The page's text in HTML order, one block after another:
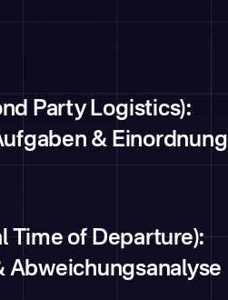
Party Logistics):
& Einordnung
Time of Departure):
Abweichungsanalyse